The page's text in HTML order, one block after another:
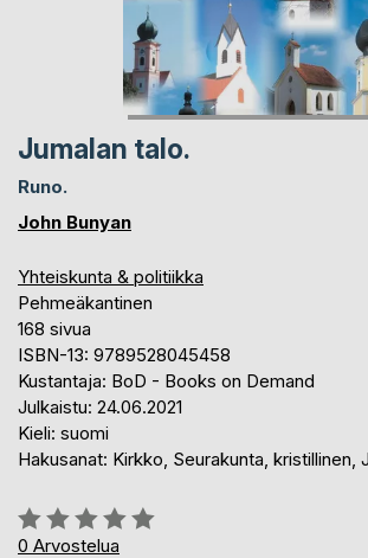
Jumalan talo.
Runo.
John Bunyan
Yhteiskunta & politiikka
Pehmeäkantinen
168 sivua
ISBN-13: 9789528045458
Kustantaja: BoD - Books on Demand
Julkaistu: 24.06.2021
Kieli: suomi
Hakusanat: Kirkko, Seurakunta, kristillinen,
Arvostelu::
0%
0 Arvostelua